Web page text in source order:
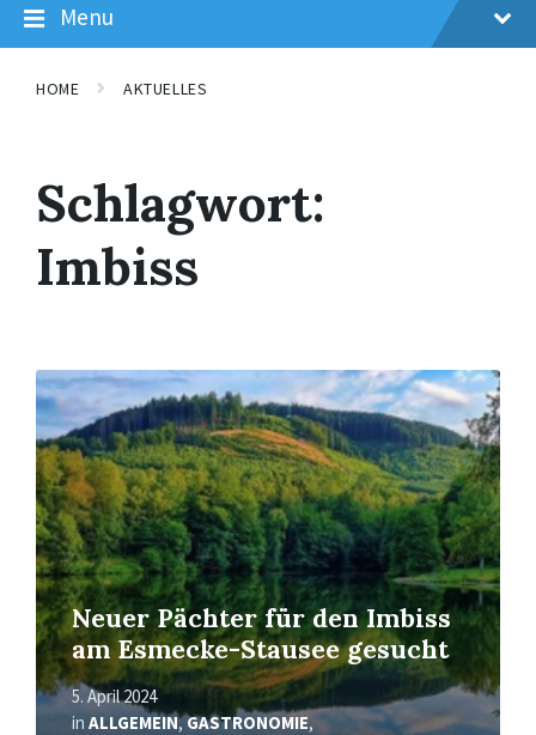
Menu
HOME AKTUELLES
Schlagwort:
Imbiss
Neuer Pächter für den Imbiss
am Esmecke-Stausee gesucht
5. April 2024
in ALLGEMEIN,GASTRONOMIE,
Mehr
erfahren